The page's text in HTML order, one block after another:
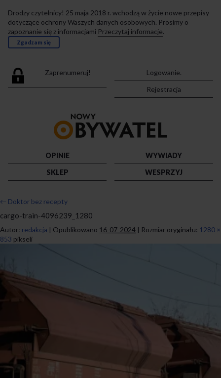
Drodzy czytelnicy! 25 maja 2018 r. wchodzą w życie nowe przepisy
dotyczące ochrony Waszych danych osobowych. Prosimy o
zapoznanie się z informacjami Przeczytaj informacje.
Zgadzam się
Zaprenumeruj!
Logowanie.
Rejestracja
strony
OPINIE
WYWIADY
SKLEP
WESPRZYJ
← Doktor bez recepty
cargo-train-4096239_1280
Autor: redakcja | Opublikowano 16-07-2024 | Rozmiar oryginału: 1280 ×
853 pikseli